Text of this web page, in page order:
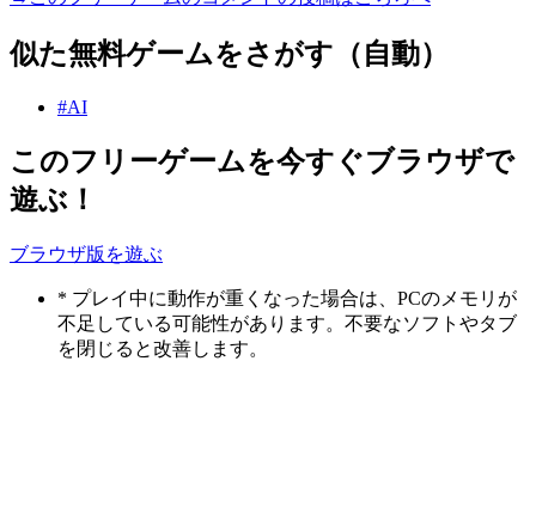
似た無料ゲームをさがす（自動）
#AI
このフリーゲームを今すぐブラウザで
遊ぶ！
ブラウザ版を遊ぶ
* プレイ中に動作が重くなった場合は、PCのメモリが
不足している可能性があります。不要なソフトやタブ
を閉じると改善します。